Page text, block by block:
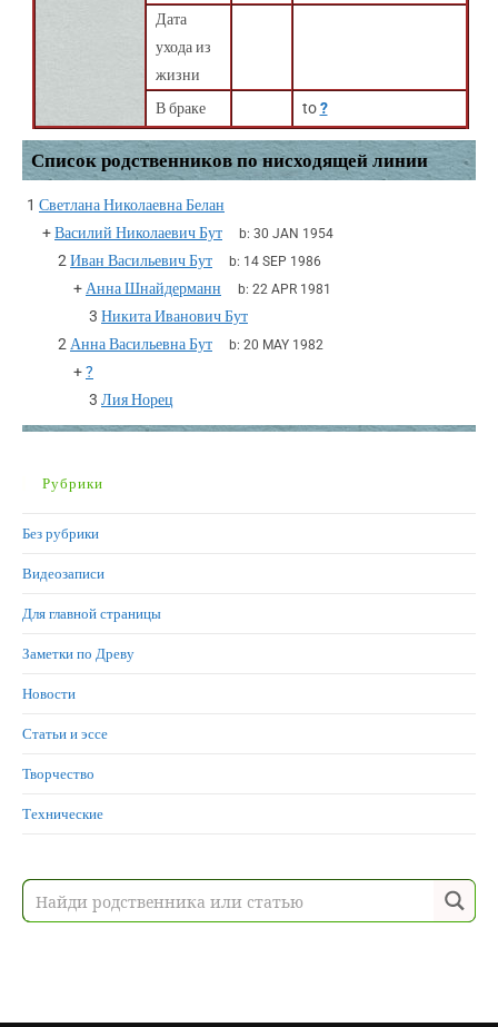
Дата
ухода из
жизни
В браке
to?
Список родственников по нисходящей линии
1 Светлана Николаевна Белан
+Василий Николаевич Бут b: 30 JAN 1954
2 Иван Васильевич Бут b: 14 SEP 1986
+ Анна Шнайдерманн b: 22 APR 1981
3 Никита Иванович Бут
2 Анна Васильевна Бут b: 20 MAY 1982
+?
3 Лия Норец
Рубрики
Без рубрики
Видеозаписи
Для главной страницы
Заметки по Древу
Новости
Статьи и эссе
Творчество
Технические